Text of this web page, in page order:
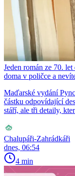
Jeden román ze 70.
doma v poličce a
Maďarské vydání
částku odpovídající
stáří, ale tři detaily,
Chalupáři-Zahrádkáři
dnes, 06:54
4 min